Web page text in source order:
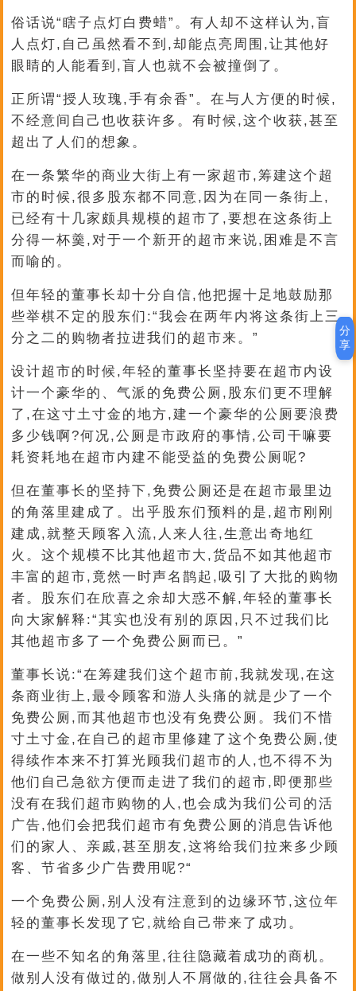
俗话说“瞎子点灯白费蜡”。有人却不这样认为,盲
人点灯,自己虽然看不到,却能点亮周围,让其他好
眼睛的人能看到,盲人也就不会被撞倒了。
正所谓“授人玫瑰,手有余香”。在与人方便的时候,
不经意间自己也收获许多。有时候,这个收获,甚至
超出了人们的想象。
在一条繁华的商业大街上有一家超市,筹建这个超
市的时候,很多股东都不同意,因为在同一条街上,
已经有十几家颇具规模的超市了,要想在这条街上
分得一杯羹,对于一个新开的超市来说,困难是不言
而喻的。
但年轻的董事长却十分自信,他把握十足地鼓励那
些举棋不定的股东们:“我会在两年内将这条街上三
分之二的购物者拉进我们的超市来。”
设计超市的时候,年轻的董事长坚持要在超市内设
计一个豪华的、气派的免费公厕,股东们更不理解
了,在这寸土寸金的地方,建一个豪华的公厕要浪费
多少钱啊?何况,公厕是市政府的事情,公司干嘛要
耗资耗地在超市内建不能受益的免费公厕呢?
但在董事长的坚持下,免费公厕还是在超市最里边
的角落里建成了。出乎股东们预料的是,超市刚刚
建成,就整天顾客入流,人来人往,生意出奇地红
火。这个规模不比其他超市大,货品不如其他超市
丰富的超市,竟然一时声名鹊起,吸引了大批的购物
者。股东们在欣喜之余却大惑不解,年轻的董事长
向大家解释:“其实也没有别的原因,只不过我们比
其他超市多了一个免费公厕而已。”
董事长说:“在筹建我们这个超市前,我就发现,在这
条商业街上,最令顾客和游人头痛的就是少了一个
免费公厕,而其他超市也没有免费公厕。我们不惜
寸土寸金,在自己的超市里修建了这个免费公厕,使
得续作本来不打算光顾我们超市的人,也不得不为
他们自己急欲方便而走进了我们的超市,即便那些
没有在我们超市购物的人,也会成为我们公司的活
广告,他们会把我们超市有免费公厕的消息告诉他
们的家人、亲戚,甚至朋友,这将给我们拉来多少顾
客、节省多少广告费用呢?“
一个免费公厕,别人没有注意到的边缘环节,这位年
轻的董事长发现了它,就给自己带来了成功。
在一些不知名的角落里,往往隐藏着成功的商机。
做别人没有做过的,做别人不屑做的,往往会具备不
分
享